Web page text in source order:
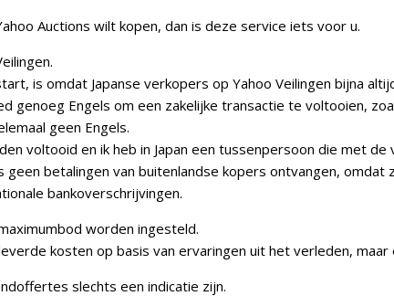
Auctions wilt kopen, dan is deze service iets voor u.
is omdat Japanse verkopers op Yahoo Veilingen bijna
genoeg Engels om een zakelijke transactie te voltooien,
geen Engels.
voltooid en ik heb in Japan een tussenpersoon die met
betalingen van buitenlandse kopers ontvangen, omdat
bankoverschrijvingen.
worden ingesteld.
kosten op basis van ervaringen uit het verleden,
slechts een indicatie zijn.